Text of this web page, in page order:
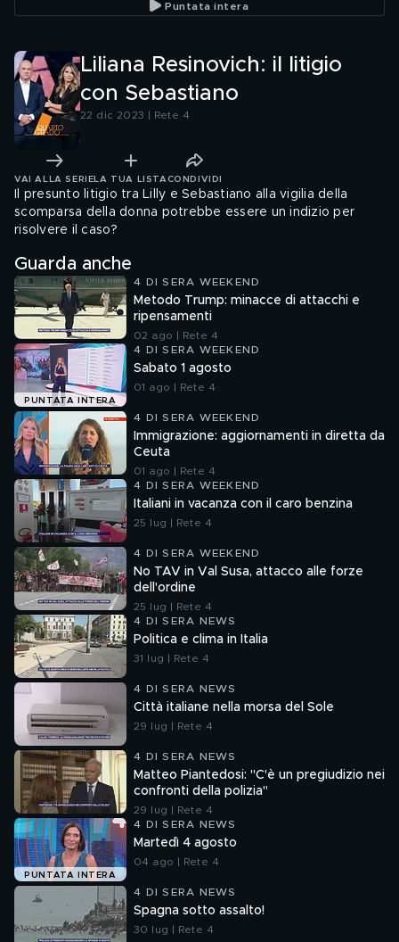
Puntata intera
Liliana Resinovich: il litigio
con Sebastiano
22 dic 2023 | Rete 4
VAI ALLA SERIE LA TUA LISTA CONDIVIDI
Il presunto litigio tra Lilly e Sebastiano alla vigilia della
scomparsa della donna potrebbe essere un indizio per
risolvere il caso?
Guarda anche
4 DI SERA WEEKEND
Metodo Trump: minacce di attacchi e
ripensamenti
02 ago | Rete 4
PUNTATA INTERA
4 DI SERA WEEKEND
Sabato 1 agosto
01 ago | Rete 4
4 DI SERA WEEKEND
Immigrazione: aggiornamenti in diretta da
Ceuta
01 ago | Rete 4
4 DI SERA WEEKEND
Italiani in vacanza con il caro benzina
25 lug | Rete 4
4 DI SERA WEEKEND
No TAV in Val Susa, attacco alle forze
dell'ordine
25 lug | Rete 4
4 DI SERA NEWS
Politica e clima in Italia
31 lug | Rete 4
4 DI SERA NEWS
Città italiane nella morsa del Sole
29 lug | Rete 4
4 DI SERA NEWS
Matteo Piantedosi: "C'è un pregiudizio nei
confronti della polizia"
29 lug | Rete 4
PUNTATA INTERA
4 DI SERA NEWS
Martedì 4 agosto
04 ago | Rete 4
4 DI SERA NEWS
Spagna sotto assalto!
30 lug | Rete 4